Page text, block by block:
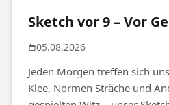
Sketch vor 9 – Vor
05.08.2026
Jeden Morgen treffen sich
Klee, Normen Sträche und